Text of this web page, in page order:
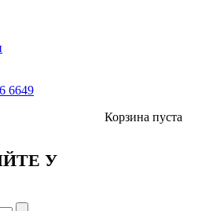
6649
Корзина пуста
У